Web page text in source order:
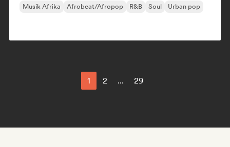
Musik Afrika Afrobeat/Afropop R&B Soul Urban pop
1 2 ... 29